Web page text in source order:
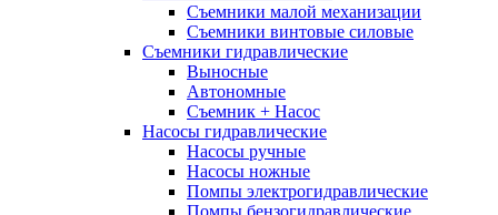
Съемники малой механизации
Съемники винтовые силовые
Съемники гидравлические
Выносные
Автономные
Съемник + Насос
Насосы гидравлические
Насосы ручные
Насосы ножные
Помпы электрогидравлические
Помпы бензогидравлические